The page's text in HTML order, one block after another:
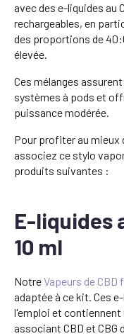
avec des e-liquides au
rechargeables, en
des proportions de
élevée.
Ces mélanges
systèmes à pods et
puissance modérée.
Pour profiter au mieux
associez ce stylo
produits suivantes :
E-liquides
10 ml
NotreVapeurs de CBD
adaptée à ce kit. Ces
l'emploi et contiennent
associant CBD et